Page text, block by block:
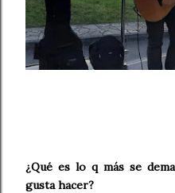
¿Qué es lo q más se
gusta hacer?